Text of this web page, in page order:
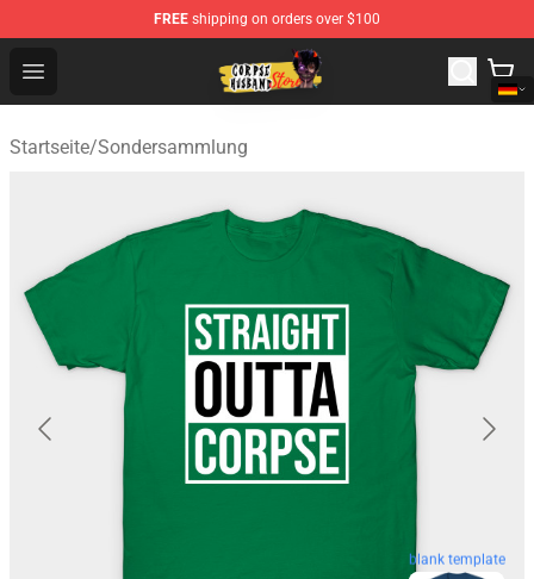
FREE shipping on orders over $100
Open menu
Corpse Husband Shop - Official Corpse Husband
Startseite/Sondersammlung
blank template